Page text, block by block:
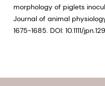
morphology of piglets
Journal of animal
1675-1685. DOI: 10.1111/